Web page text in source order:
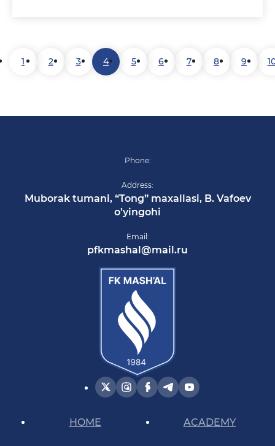
1 2 3 4 5 6 7 8 9
Phone:
Address:
Muborak tumani, “Tong” maxallasi, B. Vafoev
o’yingohi
Email:
pfkmashal@mail.ru
HOME ACADEMY